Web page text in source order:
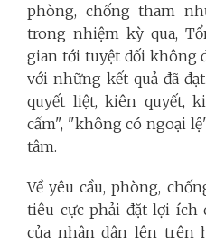
phòng, chống tham
trong nhiệm kỳ qua,
gian tới tuyệt đối không
với những kết quả đã
quyết liệt, kiên quyết,
cấm", "không có ngoại
tâm.
Về yêu cầu, phòng,
tiêu cực phải đặt lợi ích
của nhân dân lên trên